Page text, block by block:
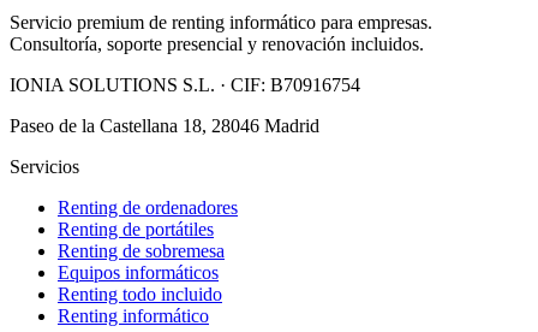
Servicio premium de renting informático para empresas.
Consultoría, soporte presencial y renovación incluidos.
IONIA SOLUTIONS S.L. · CIF: B70916754
Paseo de la Castellana 18, 28046 Madrid
Servicios
Renting de ordenadores
Renting de portátiles
Renting de sobremesa
Equipos informáticos
Renting todo incluido
Renting informático